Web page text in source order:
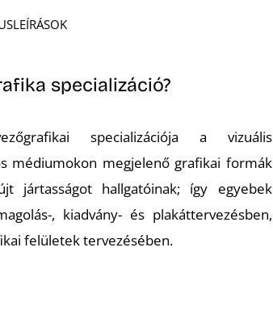
specializáció?
specializációja a vizuális
médiumokon megjelenő grafikai formák
jártasságot hallgatóinak; így egyebek
, kiadvány- és plakáttervezésben,
felületek tervezésében.